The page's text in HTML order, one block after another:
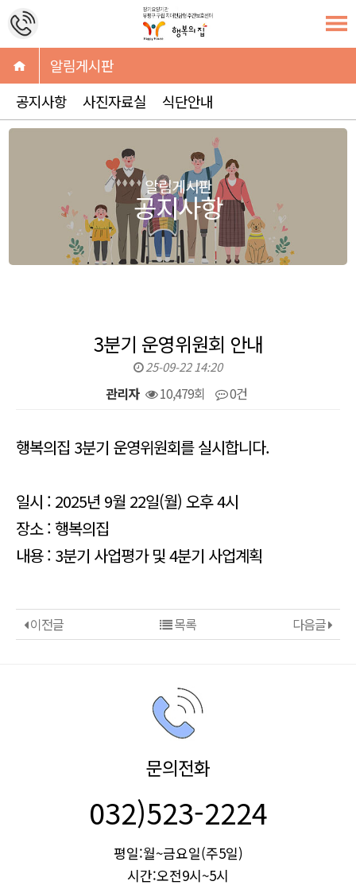
알림게시판
공지사항
사진자료실 식단안내
알림게시판
공지사항
3분기 운영위원회 안내
25-09-22 14:20
관리자 10,479회 0건
행복의집 3분기 운영위원회를 실시합니다.
일시 : 2025년 9월 22일(월) 오후 4시
장소 : 행복의집
내용 : 3분기 사업평가 및 4분기 사업계획
이전글 다음글
목록
문의전화
032)523-2224
평일:월~금요일(주5일)
시간:오전9시~5시